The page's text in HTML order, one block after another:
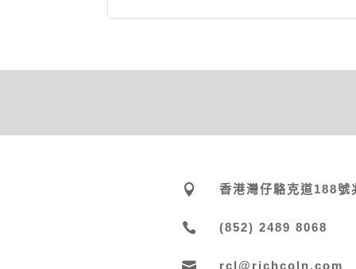
 香港灣仔駱克道188號
 (852) 2489 8068
 rcl@richcoln.com